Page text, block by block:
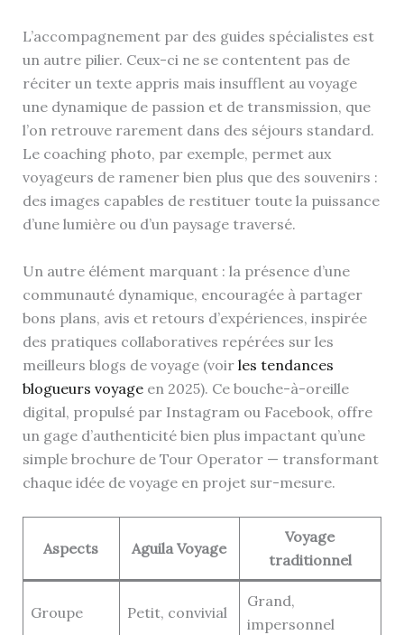
L’accompagnement par des guides spécialistes est
un autre pilier. Ceux-ci ne se contentent pas de
réciter un texte appris mais insufflent au voyage
une dynamique de passion et de transmission, que
l’on retrouve rarement dans des séjours standard.
Le coaching photo, par exemple, permet aux
voyageurs de ramener bien plus que des souvenirs :
des images capables de restituer toute la puissance
d’une lumière ou d’un paysage traversé.
Un autre élément marquant : la présence d’une
communauté dynamique, encouragée à partager
bons plans, avis et retours d’expériences, inspirée
des pratiques collaboratives repérées sur les
meilleurs blogs de voyage (voir les tendances
blogueurs voyageen 2025). Ce bouche-à-oreille
digital, propulsé par Instagram ou Facebook, offre
un gage d’authenticité bien plus impactant qu’une
simple brochure de Tour Operator — transformant
chaque idée de voyage en projet sur-mesure.
Aspects Aguila Voyage
Voyage
traditionnel
Groupe Petit, convivial
Grand,
impersonnel